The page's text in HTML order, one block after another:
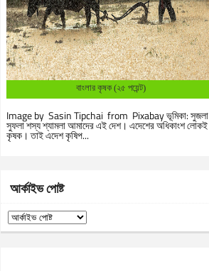
বাংলার কৃষক (২৫ পয়েন্ট)
Image by Sasin Tipchai from Pixabay ভূমিকা: সুজলা
সুফলা শস্য শ্যামলা আমাদের এই দেশ। এদেশের অধিকাংশ লোকই
কৃষক। তাই এদেশ কৃষিপ...
আর্কাইভ পোষ্ট